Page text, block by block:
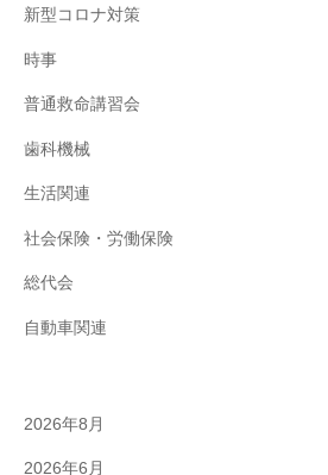
新型コロナ対策
時事
普通救命講習会
歯科機械
生活関連
社会保険・労働保険
総代会
自動車関連
2026年8月
2026年6月